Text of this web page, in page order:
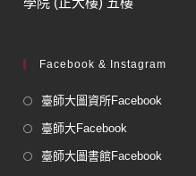
Facebook & Instagram
臺師大圖資所Facebook
臺師大Facebook
臺師大圖書館Facebook